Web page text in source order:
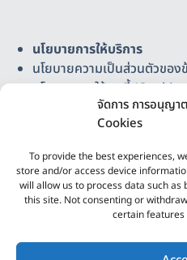
จัดการ การอนุญา
Cookies
To provide the best experiences,
store and/or access device
will allow us to process data such
this site. Not consenting or
certain
นโยบายการให้บริการ
นโยบายความเป็นส่วนตัวขอ
นโยบายการใช้คุกกี้
แผนผังเว็บไซต์
วิทยาลัยอาชีวศึกษาเทคโนโลยีฐ
Science-Based
เลขที่ 37 หมู่ 3 ต.บ้านเก่า อ.พ
โทรศัพท์ 086-4165307, 038-
447243 อีเมล